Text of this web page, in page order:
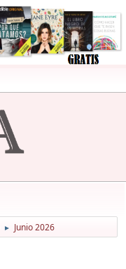
► Junio 2026